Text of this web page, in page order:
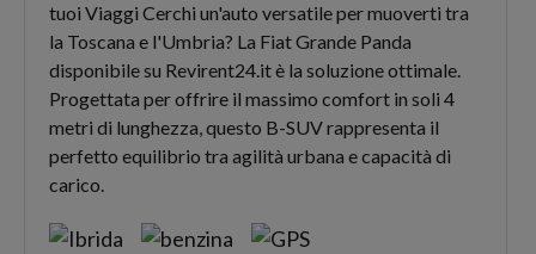
tuoi Viaggi Cerchi un'auto versatile per muoverti tra
la Toscana e l'Umbria? La Fiat Grande Panda
disponibile su Revirent24.it è la soluzione ottimale.
Progettata per offrire il massimo comfort in soli 4
metri di lunghezza, questo B-SUV rappresenta il
perfetto equilibrio tra agilità urbana e capacità di
carico.